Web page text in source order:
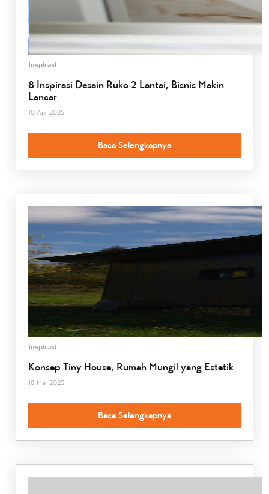
Inspirasi
8 Inspirasi Desain Ruko 2 Lantai, Bisnis Makin
Lancar
10 Apr 2025
Baca Selengkapnya
Inspirasi
Konsep Tiny House, Rumah Mungil yang Estetik
18 Mar 2025
Baca Selengkapnya